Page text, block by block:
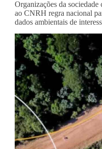
Organizações da
ao CNRH regra nacional
dados ambientais de